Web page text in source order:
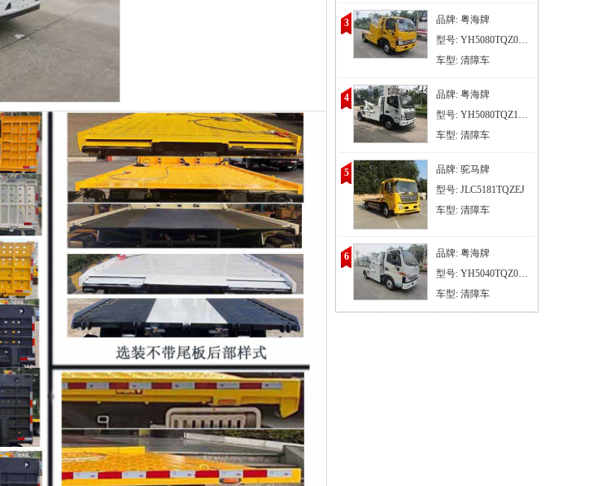
3
品牌: 粤海牌
型号: YH5080TQZ056T
车型: 清障车
4
品牌: 粤海牌
型号: YH5080TQZ186T
车型: 清障车
5
品牌: 驼马牌
型号: JLC5181TQZEJ
车型: 清障车
6
品牌: 粤海牌
型号: YH5040TQZ056T
车型: 清障车